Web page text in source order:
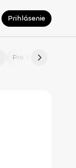
Prihlásenie
Pre fitmaminky